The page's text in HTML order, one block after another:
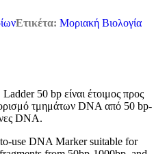
Ετικέτα: Μοριακή Βιολογία
50 bp είναι έτοιμος προς
τμημάτων DNA από 50 bp-
DNA.
use DNA Marker suitable for